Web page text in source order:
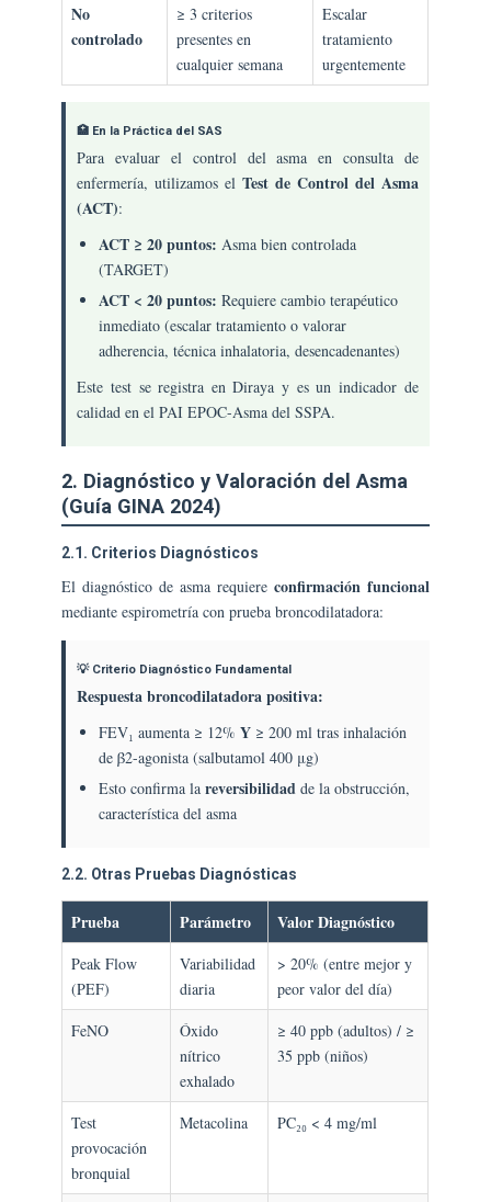
No
controlado
≥ 3 criterios
presentes en
cualquier semana
Escalar
tratamiento
urgentemente
🏥 En la Práctica del SAS
Para evaluar el control del asma en consulta de
enfermería, utilizamos elTest de Control del Asma
(ACT):
ACT ≥ 20 puntos: Asma bien controlada
(TARGET)
ACT < 20 puntos: Requiere cambio terapéutico
inmediato (escalar tratamiento o valorar
adherencia, técnica inhalatoria, desencadenantes)
Este test se registra en Diraya y es un indicador de
calidad en el PAI EPOC-Asma del SSPA.
2. Diagnóstico y Valoración del Asma
(Guía GINA 2024)
2.1. Criterios Diagnósticos
El diagnóstico de asma requiere confirmación funcional
mediante espirometría con prueba broncodilatadora:
💡 Criterio Diagnóstico Fundamental
Respuesta broncodilatadora positiva:
FEV₁ aumenta ≥ 12%Y ≥ 200 ml tras inhalación
de β2-agonista (salbutamol 400 μg)
Esto confirma lareversibilidad de la obstrucción,
característica del asma
2.2. Otras Pruebas Diagnósticas
Prueba Parámetro Valor Diagnóstico
Peak Flow
(PEF)
Variabilidad
diaria
> 20% (entre mejor y
peor valor del día)
FeNO
Óxido
nítrico
exhalado
≥ 40 ppb (adultos) / ≥
35 ppb (niños)
Test
provocación
bronquial
Metacolina PC₂₀ < 4 mg/ml